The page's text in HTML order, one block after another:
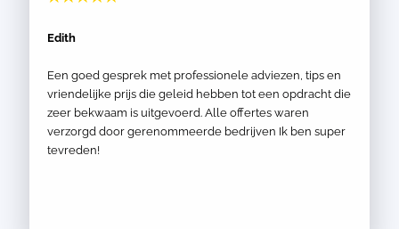
Edith
Een goed gesprek met professionele adviezen, tips en
vriendelijke prijs die geleid hebben tot een opdracht die
zeer bekwaam is uitgevoerd. Alle offertes waren
verzorgd door gerenommeerde bedrijven Ik ben super
tevreden!